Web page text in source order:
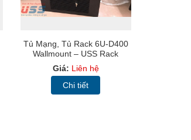
Tủ Mạng, Tủ Rack 6U-D400
Wallmount – USS Rack
6U400 -Màu Đen, Cửa Lưới
Giá: Liên hệ
Chi tiết